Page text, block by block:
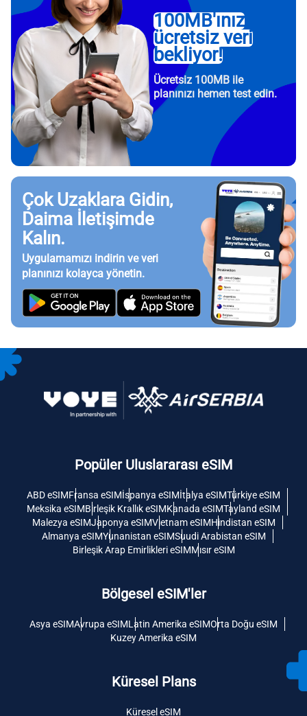
100MB'ınız
ücretsiz veri
bekliyor!
Ücretsiz 100MB ile
planınızı hemen test edin.
Çok Uzaklara Gidin,
Daima İletişimde
Kalın.
Uygulamamızı indirin ve veri
planınızı kolayca yönetin.
Popüler Uluslararası eSIM
ABD eSIMFransa eSIMİspanya eSIMİtalya eSIMTürkiye eSIM
Meksika eSIMBirleşik Krallık eSIMKanada eSIMTayland eSIM
Malezya eSIMJaponya eSIMVietnam eSIMHindistan eSIM
Almanya eSIMYunanistan eSIMSuudi Arabistan eSIM
Birleşik Arap Emirlikleri eSIMMısır eSIM
Bölgesel eSIM'ler
Asya eSIMAvrupa eSIMLatin Amerika eSIMOrta Doğu eSIM
Kuzey Amerika eSIM
Küresel Plans
Küresel eSIM